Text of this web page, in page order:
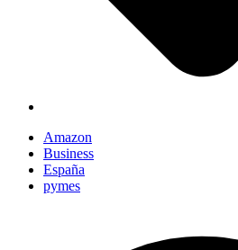
Amazon
Business
España
pymes